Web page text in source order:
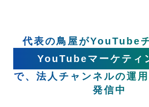
代表の鳥屋がYouTube
YouTubeマーケティ
で、法人チャンネルの運
発信中